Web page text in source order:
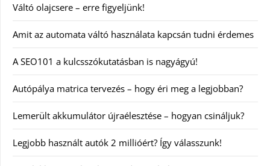
Váltó olajcsere – erre figyeljünk!
Amit az automata váltó használata kapcsán tudni érdemes
A SEO101 a kulcsszókutatásban is nagyágyú!
Autópálya matrica tervezés – hogy éri meg a legjobban?
Lemerült akkumulátor újraélesztése – hogyan csináljuk?
Legjobb használt autók 2 millióért? Így válasszunk!